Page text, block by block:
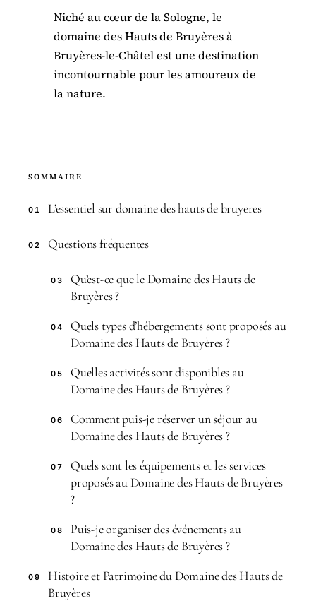
Niché au cœur de la Sologne, le
domaine des Hauts de Bruyères à
Bruyères-le-Châtel est une destination
incontournable pour les amoureux de
la nature.
SOMMAIRE
01 L’essentiel sur domaine des hauts de bruyeres
02 Questions fréquentes
03
Qu’est-ce que le Domaine des Hauts de
Bruyères ?
04
Quels types d’hébergements sont proposés au
Domaine des Hauts de Bruyères ?
05
Quelles activités sont disponibles au
Domaine des Hauts de Bruyères ?
06
Comment puis-je réserver un séjour au
Domaine des Hauts de Bruyères ?
07
Quels sont les équipements et les services
proposés au Domaine des Hauts de Bruyères
?
08
Puis-je organiser des événements au
Domaine des Hauts de Bruyères ?
09
Histoire et Patrimoine du Domaine des Hauts de
Bruyères